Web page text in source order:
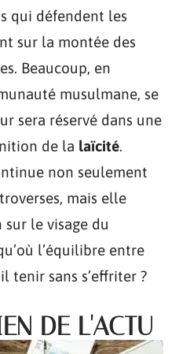
qui défendent les
sur la montée des
Beaucoup, en
musulmane, se
sera réservé dans une
de la laïcité.
non seulement
mais elle
le visage du
l’équilibre entre
tenir sans s’effriter ?
DE L'ACTU